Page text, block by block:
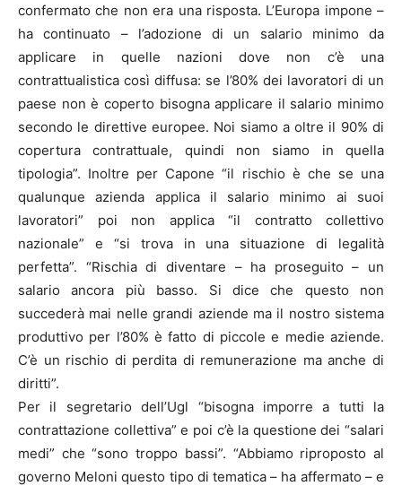
confermato che non era una risposta. L’Europa impone –
ha continuato – l’adozione di un salario minimo da
applicare in quelle nazioni dove non c’è una
contrattualistica così diffusa: se l’80% dei lavoratori di un
paese non è coperto bisogna applicare il salario minimo
secondo le direttive europee. Noi siamo a oltre il 90% di
copertura contrattuale, quindi non siamo in quella
tipologia”. Inoltre per Capone “il rischio è che se una
qualunque azienda applica il salario minimo ai suoi
lavoratori” poi non applica “il contratto collettivo
nazionale” e “si trova in una situazione di legalità
perfetta”. “Rischia di diventare – ha proseguito – un
salario ancora più basso. Si dice che questo non
succederà mai nelle grandi aziende ma il nostro sistema
produttivo per l’80% è fatto di piccole e medie aziende.
C’è un rischio di perdita di remunerazione ma anche di
diritti”.
Per il segretario dell’Ugl “bisogna imporre a tutti la
contrattazione collettiva” e poi c’è la questione dei “salari
medi” che “sono troppo bassi”. “Abbiamo riproposto al
governo Meloni questo tipo di tematica – ha affermato – e